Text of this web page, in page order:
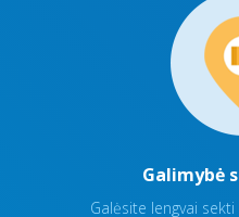
Galimybė
Galėsite lengvai